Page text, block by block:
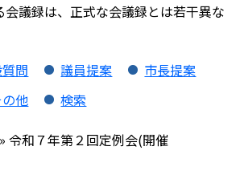
会議録は、正式な会議録とは若干異な
問 議員提案
市長提案
他 検索
» 令和７年第２回定例会(開催